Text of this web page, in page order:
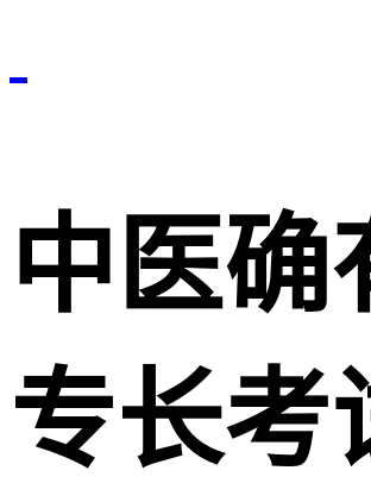
中医确
专长考